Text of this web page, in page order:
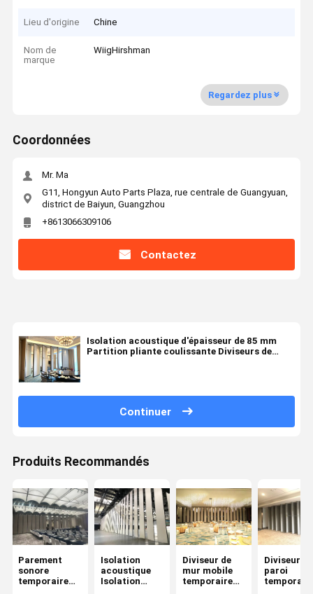
Lieu d'origine Chine
Nom de
marque
WiigHirshman
Regardez plus
Coordonnées
Mr. Ma
G11, Hongyun Auto Parts Plaza, rue centrale de Guangyuan,
district de Baiyun, Guangzhou
+8613066309106
Contactez
Isolation acoustique d'épaisseur de 85 mm
Partition pliante coulissante Diviseurs de
Continuer
Produits Recommandés
Parement
sonore
temporaire
Isolation
acoustique
Isolation
Diviseur de
mur mobile
temporaire
Diviseur de
paroi